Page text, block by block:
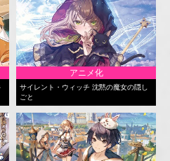
アニメ化
サイレント・ウィッチ 沈黙の魔女の隠し
ごと